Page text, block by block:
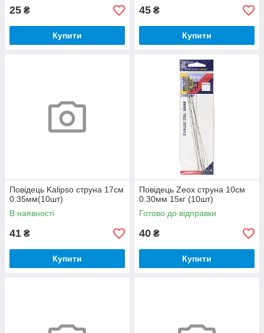
25 ₴
Купити
45 ₴
Купити
Повідець Kalipso струна 17см
0.35мм(10шт)
В наявності
41 ₴
Купити
Повідець Zeox струна 10см
0.30мм 15кг (10шт)
Готово до відправки
40 ₴
Купити